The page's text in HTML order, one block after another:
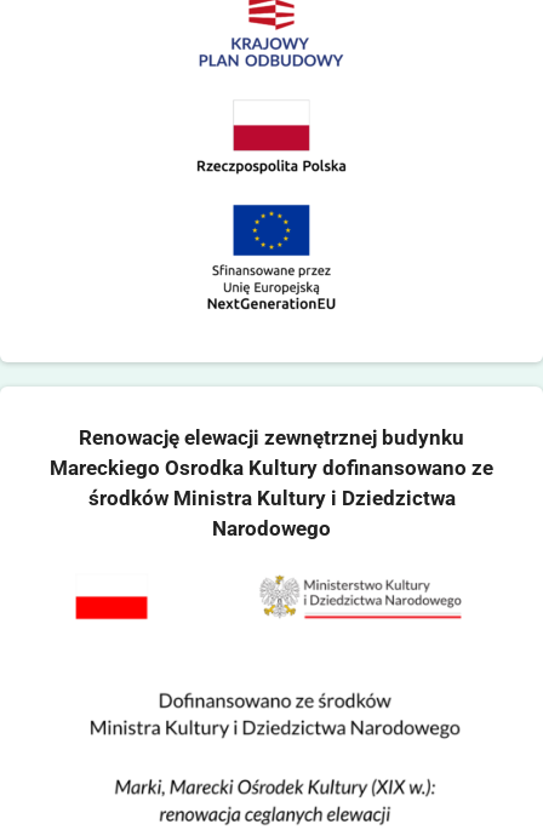
Renowację elewacji zewnętrznej budynku
Mareckiego Osrodka Kultury dofinansowano ze
środków Ministra Kultury i Dziedzictwa
Narodowego